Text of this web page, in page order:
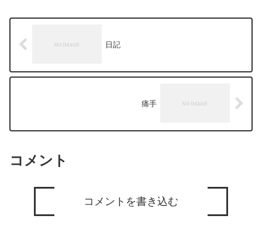
日記
痛手
コメント
コメントを書き込む